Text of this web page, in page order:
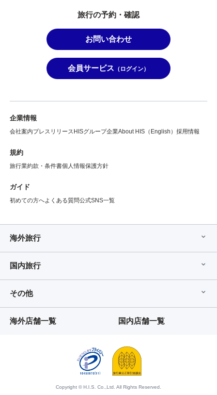
旅行の予約・確認
お問い合わせ
会員サービス （ログイン）
企業情報
会社案内プレスリリース HISグループ企業About HIS（English） 採用情報
規約
旅行業約款・条件書個人情報保護方針
ガイド
初めての方へよくある質問公式SNS一覧
海外旅行
国内旅行
その他
海外店舗一覧 国内店舗一覧
Copyright © H.I.S. Co.,Ltd. All Rights Reserved.